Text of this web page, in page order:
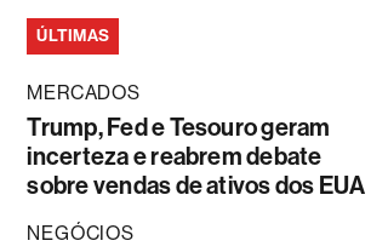
ÚLTIMAS
MERCADOS
Trump, Fed e Tesouro geram
incerteza e reabrem debate
sobre vendas de ativos dos EUA
NEGÓCIOS